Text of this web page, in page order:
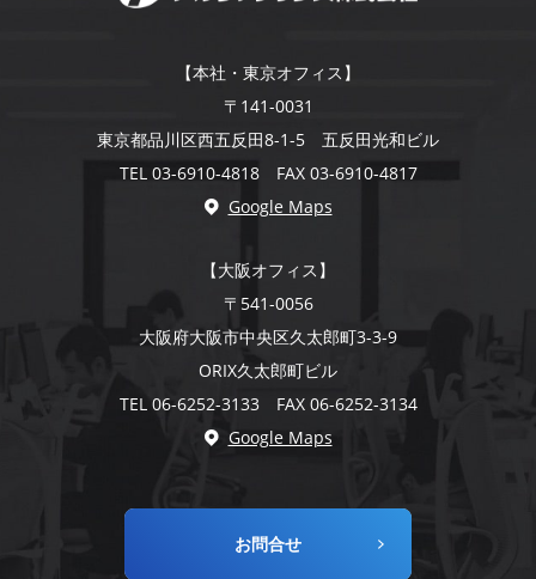
【本社・東京オフィス】
〒141-0031
東京都品川区西五反田8-1-5 五反田光和ビル
TEL 03-6910-4818 FAX 03-6910-4817
Google Maps
【大阪オフィス】
〒541-0056
大阪府大阪市中央区久太郎町3-3-9
ORIX久太郎町ビル
TEL 06-6252-3133 FAX 06-6252-3134
Google Maps
お問合せ